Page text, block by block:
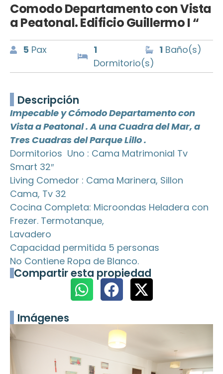
Comodo Departamento con Vista
a Peatonal. Edificio Guillermo I “
5 Pax
1
Dormitorio(s)
1 Baño(s)
Descripción
Impecable y Cómodo Departamento con
Vista a Peatonal . A una Cuadra del Mar, a
Tres Cuadras del Parque Lillo .
Dormitorios Uno : Cama Matrimonial Tv
Smart 32″
Living Comedor : Cama Marinera, Sillon
Cama, Tv 32
Cocina Completa: Microondas Heladera con
Frezer. Termotanque,
Lavadero
Capacidad permitida 5 personas
No Contiene Ropa de Blanco.
Compartir esta propiedad
Imágenes